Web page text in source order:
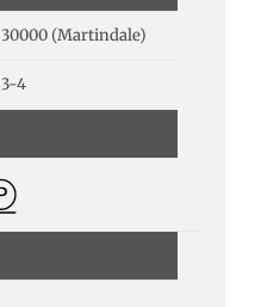
30000 (Martindale)
3-4